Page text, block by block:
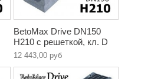
BetoMax Drive DN150
H210 с решеткой, кл. D
12 443,00 руб